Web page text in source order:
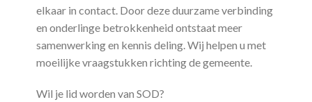
elkaar in contact. Door deze duurzame verbinding
en onderlinge betrokkenheid ontstaat meer
samenwerking en kennis deling. Wij helpen u met
moeilijke vraagstukken richting de gemeente.
Wil je lid worden van SOD?